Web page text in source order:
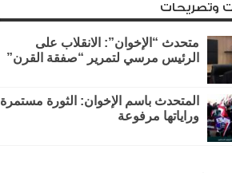
وتصريحات
متحدث “الإخوان”: الانقلاب على
الرئيس مرسي لتمرير “صفقة القرن”
المتحدث باسم الإخوان: الثورة مستمرة
وراياتها مرفوعة